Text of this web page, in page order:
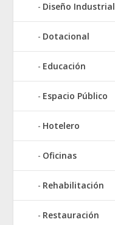
Diseño Industrial
Dotacional
Educación
Espacio Público
Hotelero
Oficinas
Rehabilitación
Restauración